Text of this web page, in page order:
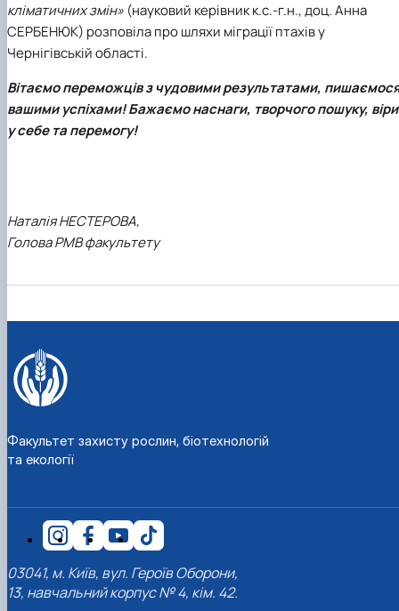
кліматичних змін» (науковий керівник к.с.-г.н., доц.Анна
СЕРБЕНЮК) розповіла про шляхи міграції птахів у
Чернігівській області.
Вітаємо переможців з чудовими результатами,
вашими успіхами! Бажаємо наснаги, творчого пошуку, віри
у себе та перемогу!
Наталія НЕСТЕРОВА,
Голова РМВ факультету
Факультет захисту рослин, біотехнологій
та екології
03041, м. Київ, вул. Героїв Оборони,
13, навчальний корпус № 4, кім. 42.